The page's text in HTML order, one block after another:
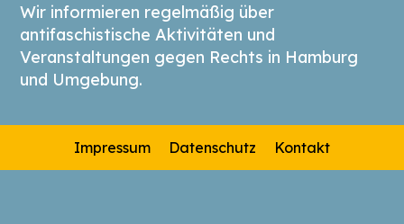
Wir informieren regelmäßig über
antifaschistische Aktivitäten und
Veranstaltungen gegen Rechts in Hamburg
und Umgebung.
Impressum Datenschutz Kontakt